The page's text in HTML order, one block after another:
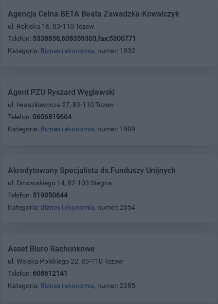
Agencja Celna BETA Beata Zawadzka-Kowalczyk
ul. Rokicka 16, 83-110 Tczew
Telefon: 5338856,608359303,fax:5300771
Kategoria: Biznes i ekonomia, numer: 1932
Agent PZU Ryszard Węglewski
ul. Iwaszkiewicza 27, 83-110 Tczew
Telefon: 0606819664
Kategoria: Biznes i ekonomia, numer: 1909
Akredytowany Specjalista ds.Funduszy Unijnych
ul. Dmowskiego 14, 82-103 Stegna
Telefon: 519050644
Kategoria: Biznes i ekonomia, numer: 2554
Asset Biuro Rachunkowe
ul. Wojska Polskiego 22, 83-110 Tczew
Telefon: 608612141
Kategoria: Biznes i ekonomia, numer: 2285